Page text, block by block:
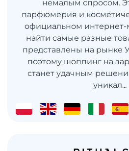
немалым спросом.
парфюмерия и
официальном
найти самые разные
представлены на рынке
поэтому шоппинг на
станет удачным
уникал...